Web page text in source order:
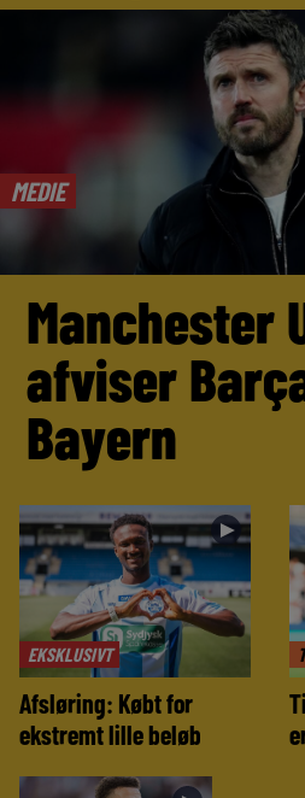
MEDIE
Manchester
afviser
Bayern
EKSKLUSIVT
►
Afsløring: Købt for
ekstremt lille beløb